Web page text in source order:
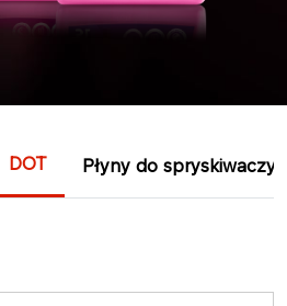
DOT Płyny do spryskiwaczy